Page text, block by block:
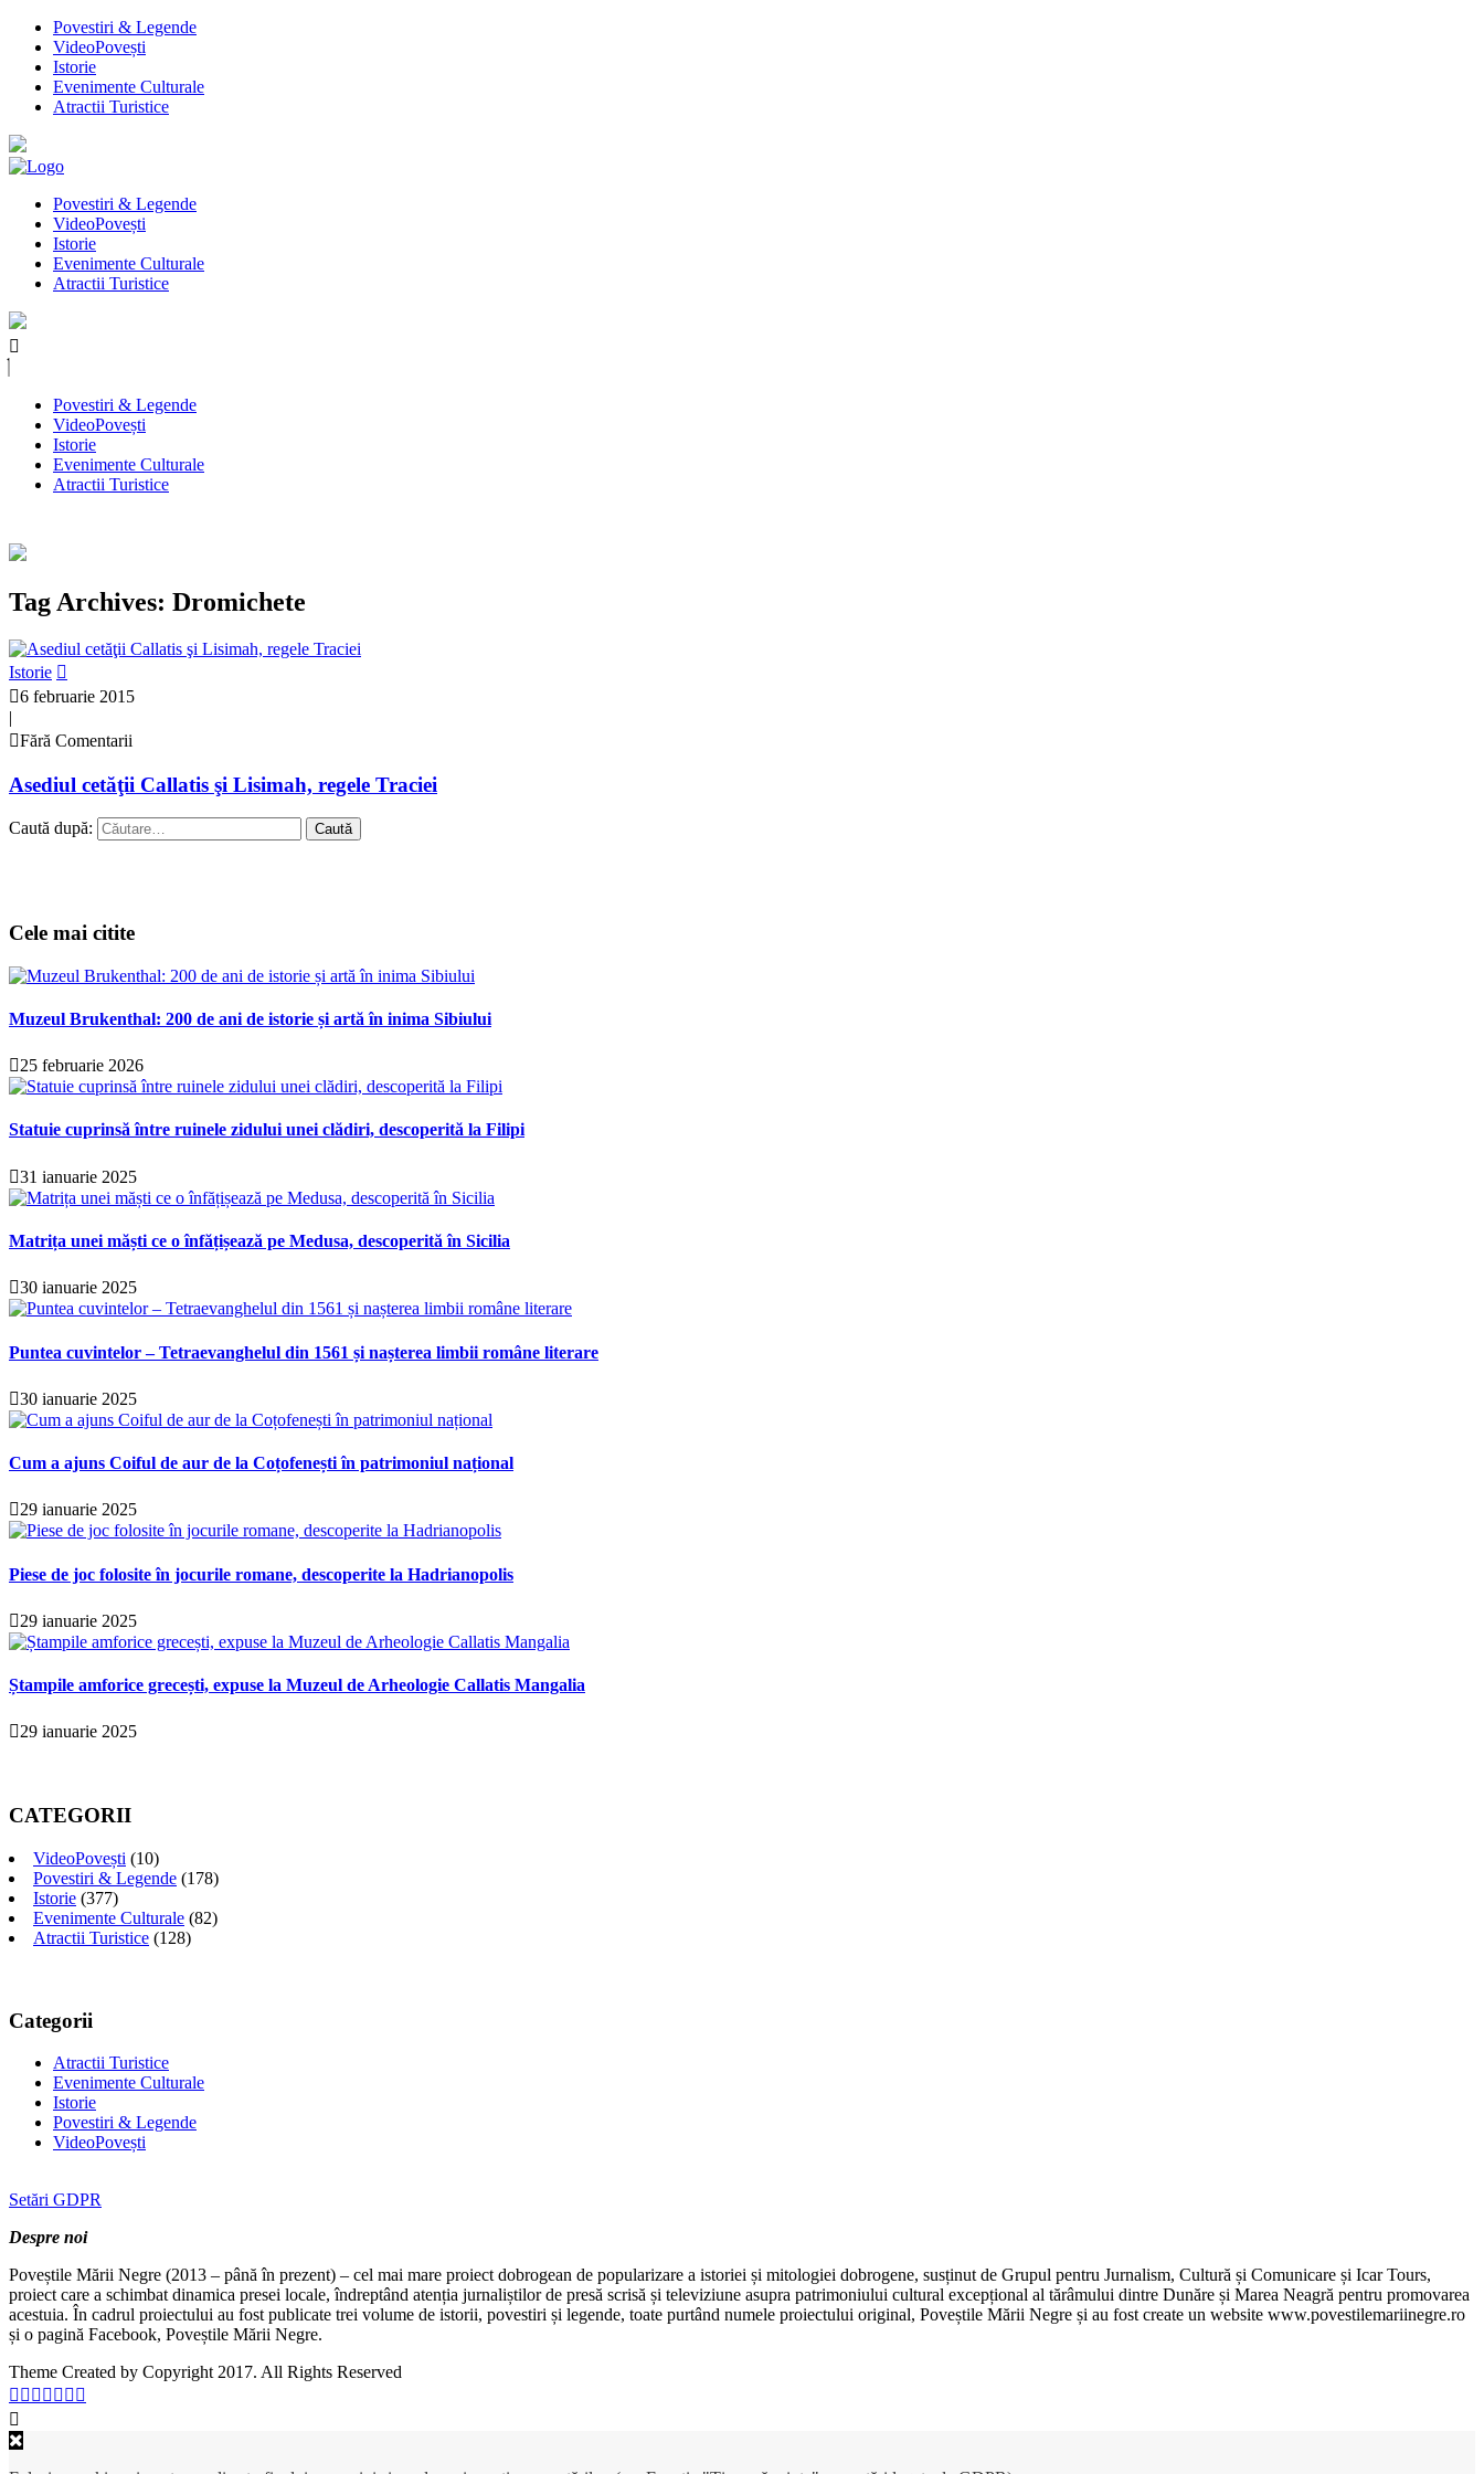
Povestiri & Legende
VideoPovești
Istorie
Evenimente Culturale
Atractii Turistice
Povestiri & Legende
VideoPovești
Istorie
Evenimente Culturale
Atractii Turistice
Povestiri & Legende
VideoPovești
Istorie
Evenimente Culturale
Atractii Turistice
Tag Archives: Dromichete
Istorie
6 februarie 2015
|
Fără Comentarii
Asediul cetăţii Callatis şi Lisimah, regele Traciei
Caută după:
Cele mai citite
Muzeul Brukenthal: 200 de ani de istorie și artă în inima Sibiului
25 februarie 2026
Statuie cuprinsă între ruinele zidului unei clădiri, descoperită la Filipi
31 ianuarie 2025
Matrița unei măști ce o înfățișează pe Medusa, descoperită în Sicilia
30 ianuarie 2025
Puntea cuvintelor – Tetraevanghelul din 1561 și nașterea limbii române literare
30 ianuarie 2025
Cum a ajuns Coiful de aur de la Coțofenești în patrimoniul național
29 ianuarie 2025
Piese de joc folosite în jocurile romane, descoperite la Hadrianopolis
29 ianuarie 2025
Ștampile amforice grecești, expuse la Muzeul de Arheologie Callatis Mangalia
29 ianuarie 2025
CATEGORII
VideoPovești (10)
Povestiri & Legende (178)
Istorie (377)
Evenimente Culturale (82)
Atractii Turistice (128)
Categorii
Atractii Turistice
Evenimente Culturale
Istorie
Povestiri & Legende
VideoPovești
Setări GDPR
Despre noi
Poveștile Mării Negre (2013 – până în prezent) – cel mai mare proiect dobrogean de popularizare a istoriei și mitologiei dobrogene, susținut de Grupul pentru Jurnalism, Cultură și Comunicare și Icar Tours,
proiect care a schimbat dinamica presei locale, îndreptând atenția jurnaliștilor de presă scrisă și televiziune asupra patrimoniului cultural excepțional al tărâmului dintre Dunăre și Marea Neagră pentru promovarea
acestuia. În cadrul proiectului au fost publicate trei volume de istorii, povestiri și legende, toate purtând numele proiectului original, Poveștile Mării Negre și au fost create un website www.povestilemariinegre.ro
și o pagină Facebook, Poveștile Mării Negre.
Theme Created by Copyright 2017. All Rights Reserved